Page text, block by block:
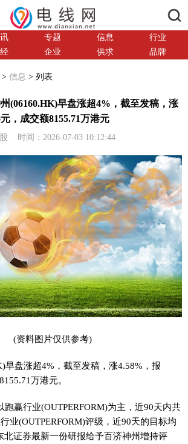
专题 信息
行业
企业 供求 品牌
> 信息 > 列表
(06160.HK)早盘涨超4%，截至发稿，涨
，成交额8155.71万港元
时间：2026-07-03 10:12:44
(资料图片仅供参考)
早盘涨超4%，截至发稿，涨4.58%，报
万港元。
赢行业(OUTPERFORM)为主，近90天内共
业(OUTPERFORM)评级，近90天的目标均
北证券最新一份研报给予百济神州增持评